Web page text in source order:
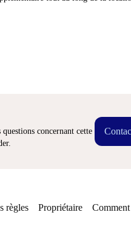
concernant cette
règles Propriétaire